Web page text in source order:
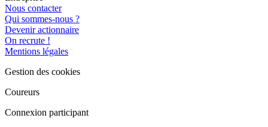
Nous contacter
Qui sommes-nous ?
Devenir actionnaire
On recrute !
Mentions légales
Gestion des cookies
Coureurs
Connexion participant